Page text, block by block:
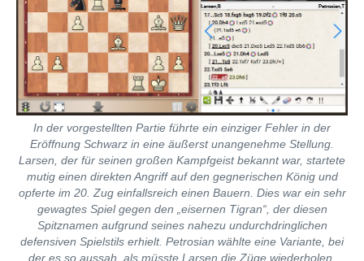
In der vorgestellten Partie führte ein einziger Fehler in der
Eröffnung Schwarz in eine äußerst unangenehme Stellung.
Larsen, der für seinen großen Kampfgeist bekannt war, startete
mutig einen direkten Angriff auf den gegnerischen König und
opferte im 20. Zug einfallsreich einen Bauern. Dies war ein sehr
gewagtes Spiel gegen den „eisernen Tigran“, der diesen
Spitznamen aufgrund seines nahezu undurchdringlichen
defensiven Spielstils erhielt. Petrosian wählte eine Variante, bei
der es so aussah, als müsste Larsen die Züge wiederholen.